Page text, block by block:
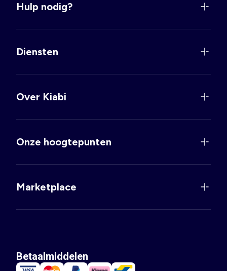
Hulp nodig?
Diensten
Over Kiabi
Onze hoogtepunten
Marketplace
Betaalmiddelen